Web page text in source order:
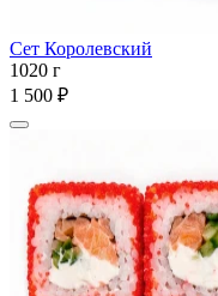
Сет Королевский
1020 г
1 500 ₽